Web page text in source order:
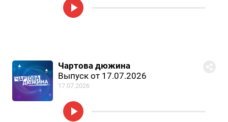
Чартова дюжина
Выпуск от 17.07.2026
17.07.2026